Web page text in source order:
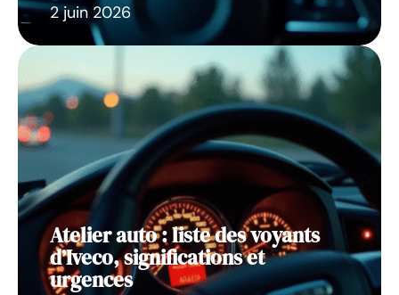
2 juin 2026
Atelier auto : liste des voyants
d’Iveco, significations et
urgences